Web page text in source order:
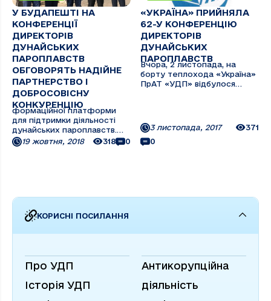
У БУДАПЕШТІ НА
КОНФЕРЕНЦІЇ
ДИРЕКТОРІВ
ДУНАЙСЬКИХ
ПАРОПЛАВСТВ
ОБГОВОРЯТЬ НАДІЙНЕ
ПАРТНЕРСТВО І
ДОБРОСОВІСНУ
КОНКУРЕНЦІЮ
формаційної платформи
для підтримки діяльності
дунайських пароплавств.
Голова Правління ПрАТ
«Українське Дунайське
міністрів України схвалив
19 жовтня, 2018 318 0
«УКРАЇНА» ПРИЙНЯЛА
62-У КОНФЕРЕНЦІЮ
ДИРЕКТОРІВ
ДУНАЙСЬКИХ
ПАРОПЛАВСТВ
Вчора, 2 листопада, на
борту теплохода «Україна»
ПрАТ «УДП» відбулося
Серед почесних гостей на
відкритті КДДП були
присутні посол України в
3 листопада, 2017
371
0
КОРИСНІ ПОСИЛАННЯ
Про УДП
Історія УДП
Антикорупційна
діяльність